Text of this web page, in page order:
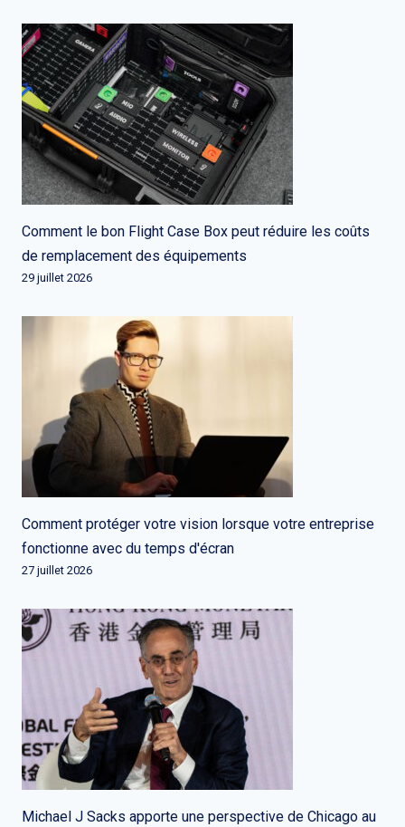
Comment le bon Flight Case Box peut réduire les coûts
de remplacement des équipements
29 juillet 2026
Comment protéger votre vision lorsque votre entreprise
fonctionne avec du temps d'écran
27 juillet 2026
Michael J Sacks apporte une perspective de Chicago au